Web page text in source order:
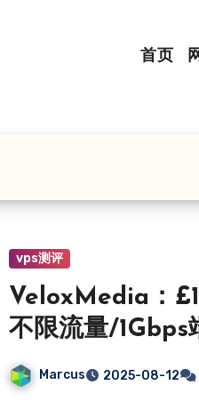
首页
vps测评
VeloxMedia：
不限流量/
Marcus 2025-08-12